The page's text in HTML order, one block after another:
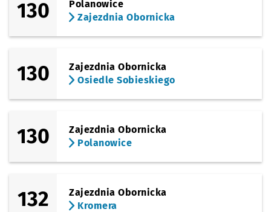
130
Polanowice
Zajezdnia Obornicka
130
Zajezdnia Obornicka
Osiedle Sobieskiego
130
Zajezdnia Obornicka
Polanowice
132
Zajezdnia Obornicka
Kromera